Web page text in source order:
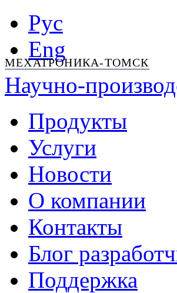
Рус
Eng
МЕХАТРОНИКА-ТОМСК
Научно-
Продукты
Услуги
Новости
О компании
Контакты
Блог
Поддержка